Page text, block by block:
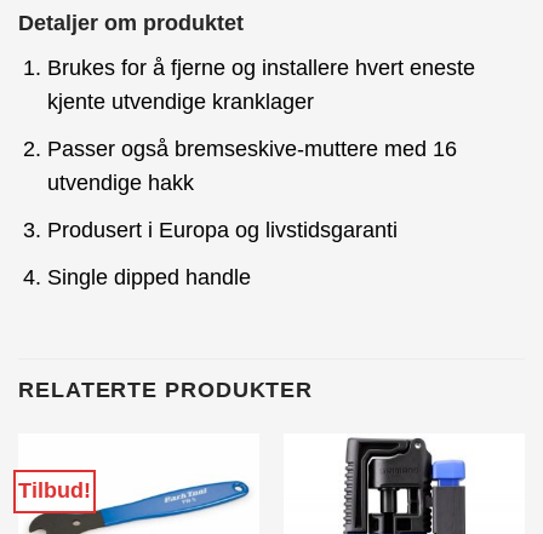
Detaljer om produktet
Brukes for å fjerne og installere hvert eneste
kjente utvendige kranklager
Passer også bremseskive-muttere med 16
utvendige hakk
Produsert i Europa og livstidsgaranti
Single dipped handle
RELATERTE PRODUKTER
Tilbud!